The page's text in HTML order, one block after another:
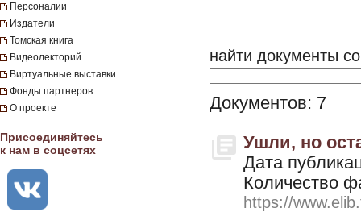
Персоналии
Издатели
Томская книга
Видеолекторий
Виртуальные выставки
Фонды партнеров
О проекте
Присоединяйтесь
к нам в соцсетях
найти документы
Документов: 7
Ушли, но
Дата
Количество
https://